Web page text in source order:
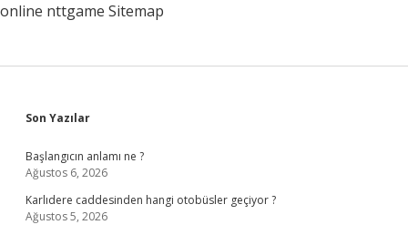
online nttgame Sitemap
Sidebar
Son Yazılar
Başlangıcın anlamı ne ?
Ağustos 6, 2026
Karlıdere caddesinden hangi otobüsler geçiyor ?
Ağustos 5, 2026